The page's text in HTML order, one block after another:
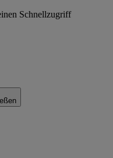
Schnellzugriff